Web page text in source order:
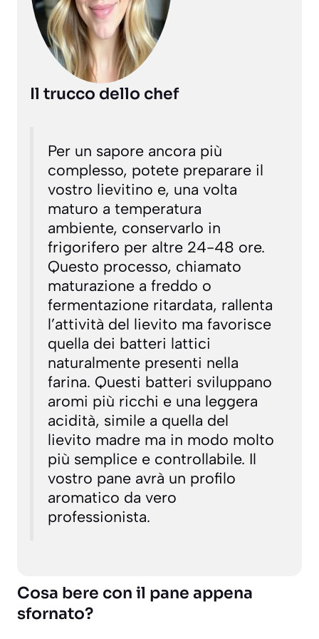
Il trucco dello chef
Per un sapore ancora più
complesso, potete preparare il
vostro lievitino e, una volta
maturo a temperatura
ambiente, conservarlo in
frigorifero per altre 24-48 ore.
Questo processo, chiamato
maturazione a freddo o
fermentazione ritardata, rallenta
l’attività del lievito ma favorisce
quella dei batteri lattici
naturalmente presenti nella
farina. Questi batteri sviluppano
aromi più ricchi e una leggera
acidità, simile a quella del
lievito madre ma in modo molto
più semplice e controllabile. Il
vostro pane avrà un profilo
aromatico da vero
professionista.
Cosa bere con il pane appena
sfornato?